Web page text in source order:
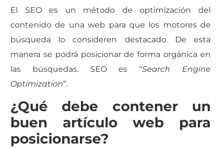
El SEO es un método de optimización del
contenido de una web para que los motores de
búsqueda lo consideren destacado. De esta
manera se podrá posicionar de forma orgánica en
las búsquedas. SEO es “Search Engine
Optimization”.
¿Qué debe contener un
buen artículo web para
posicionarse?